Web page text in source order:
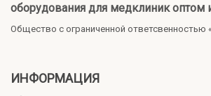
оборудования для медклиник оптом
Общество с ограниченной ответсвенностью
ИНФОРМАЦИЯ